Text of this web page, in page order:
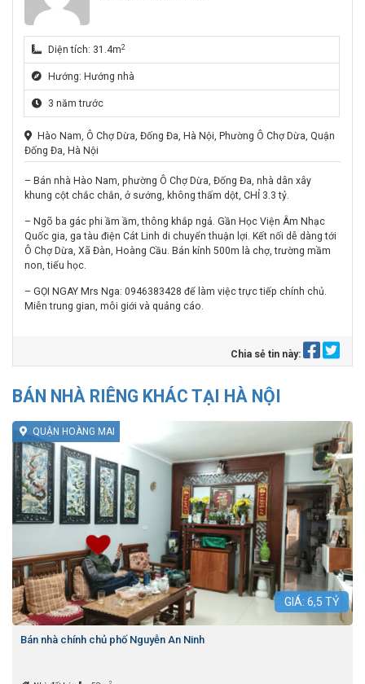
Diện tích: 31.4m2
Hướng: Hướng nhà
3 năm trước
Hào Nam, Ô Chợ Dừa, Đống Đa, Hà Nội, Phường Ô Chợ Dừa, Quận
Đống Đa, Hà Nội
– Bán nhà Hào Nam, phường Ô Chợ Dừa, Đống Đa, nhà dân xây
khung cột chắc chắn, ở sướng, không thấm dột, CHỈ 3.3 tỷ.
– Ngõ ba gác phi ầm ầm, thông khắp ngả. Gần Học Viện Âm Nhạc
Quốc gia, ga tàu điện Cát Linh di chuyển thuận lợi. Kết nối dễ dàng tới
Ô Chợ Dừa, Xã Đàn, Hoàng Cầu. Bán kính 500m là chợ, trường mầm
non, tiểu học.
– GỌI NGAY Mrs Nga: 0946383428 để làm việc trực tiếp chính chủ.
Miễn trung gian, môi giới và quảng cáo.
Chia sẻ tin này:
BÁN NHÀ RIÊNG KHÁC TẠI HÀ NỘI
QUẬN HOÀNG MAI
GIÁ: 6,5 TỶ
Bán nhà chính chủ phố Nguyễn An Ninh